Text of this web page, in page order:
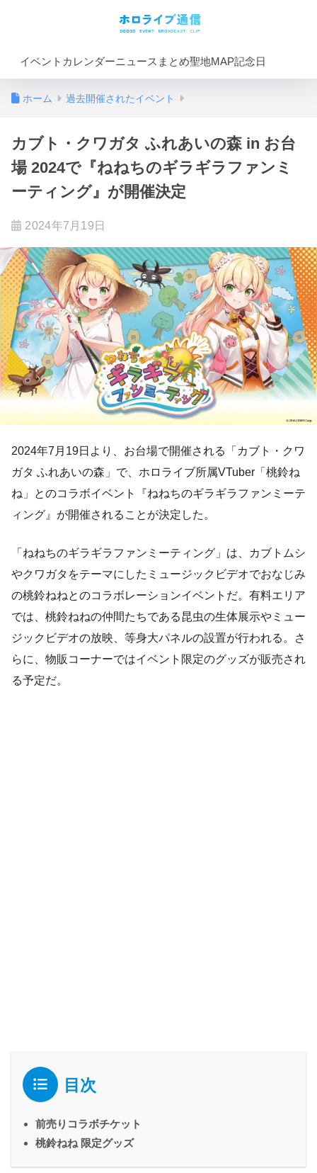
イベントカレンダーニュースまとめ聖地MAP記念日
ホーム 過去開催されたイベント
カブト・クワガタ ふれあいの森 in お台
場 2024で『ねねちのギラギラファンミ
ーティング』が開催決定
2024年7月19日
2024年7月19日より、お台場で開催される「カブト・クワ
ガタ ふれあいの森」で、ホロライブ所属VTuber「桃鈴ね
ね」とのコラボイベント『ねねちのギラギラファンミーテ
ィング』が開催されることが決定した。
「ねねちのギラギラファンミーティング」は、カブトムシ
やクワガタをテーマにしたミュージックビデオでおなじみ
の桃鈴ねねとのコラボレーションイベントだ。有料エリア
では、桃鈴ねねの仲間たちである昆虫の生体展示やミュー
ジックビデオの放映、等身大パネルの設置が行われる。さ
らに、物販コーナーではイベント限定のグッズが販売され
る予定だ。
目次
前売りコラボチケット
桃鈴ねね 限定グッズ